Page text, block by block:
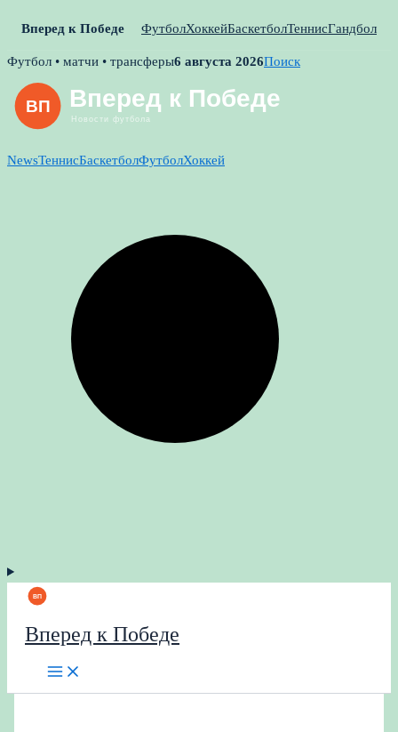
Вперед к Победе ФутболХоккейБаскетболТеннисГандбол
Skip
content
Футбол • матчи • трансферы6 августа 2026Поиск
NewsТеннисБаскетболФутболХоккей
Вперед к Победе